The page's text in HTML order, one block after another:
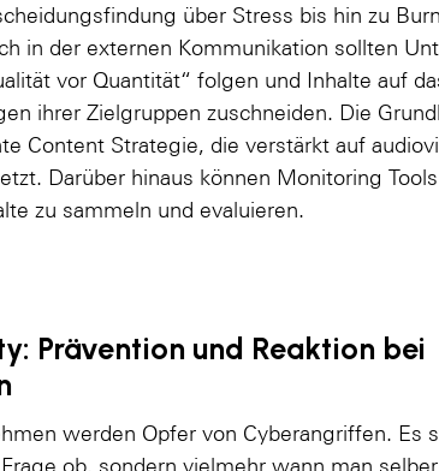
über Stress bis hin zu
in der externen Kommunikation sollten
vor Quantität“ folgen und Inhalte auf
ihrer Zielgruppen zuschneiden. Die
Content Strategie, die verstärkt auf
Darüber hinaus können Monitoring
zu sammeln und evaluieren.
Prävention und Reaktion bei
werden Opfer von Cyberangriffen. Es